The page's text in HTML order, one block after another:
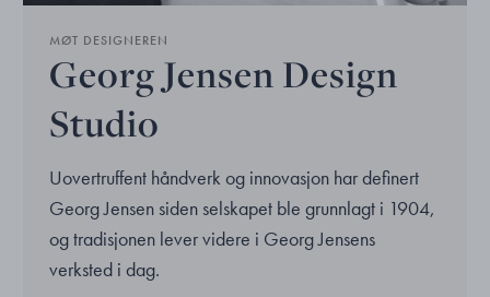
MØT DESIGNEREN
Georg Jensen Design
Studio
Uovertruffent håndverk og innovasjon har definert
Georg Jensen siden selskapet ble grunnlagt i 1904,
og tradisjonen lever videre i Georg Jensens
verksted i dag.